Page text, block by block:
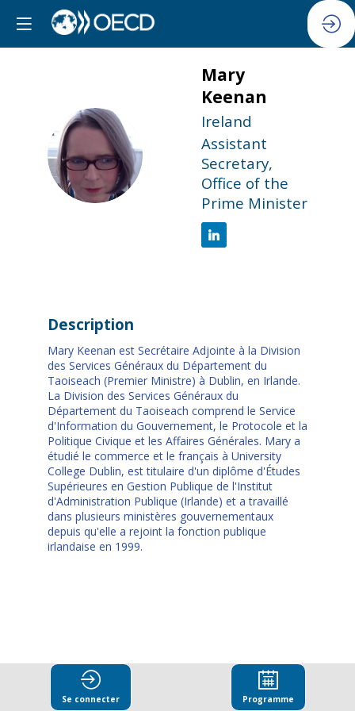
MK
Mary
Keenan
Ireland
Assistant
Secretary,
Office of the
Prime Minister
Description
Mary Keenan est Secrétaire Adjointe à la Division
des Services Généraux du Département du
Taoiseach (Premier Ministre) à Dublin, en Irlande.
La Division des Services Généraux du
Département du Taoiseach comprend le Service
d'Information du Gouvernement, le Protocole et la
Politique Civique et les Affaires Générales. Mary a
étudié le commerce et le français à University
College Dublin, est titulaire d'un diplôme d'Études
Supérieures en Gestion Publique de l'Institut
d'Administration Publique (Irlande) et a travaillé
dans plusieurs ministères gouvernementaux
depuis qu'elle a rejoint la fonction publique
irlandaise en 1999.
Ses
Se connecter Programme